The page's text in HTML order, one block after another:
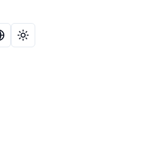
Selector
Toggle theme